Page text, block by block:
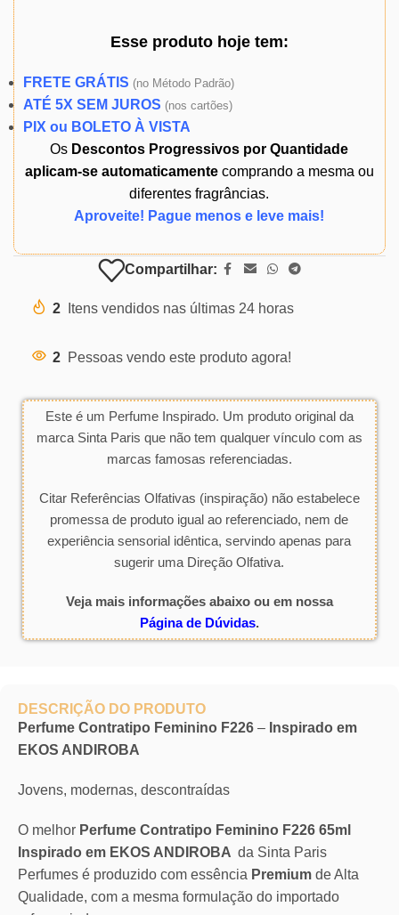
Esse produto hojetem:
FRETE GRÁTIS (no Método Padrão)
ATÉ 5X SEM JUROS (nos cartões)
PIX ou BOLETO À VISTA
Os Descontos Progressivos por Quantidade
aplicam-se automaticamentecomprando a mesma ou
diferentes fragrâncias.
Aproveite! Pague menos e leve mais!
Compartilhar:
2 Itens vendidos nas últimas 24 horas
2 Pessoas vendo este produto agora!
Este é um Perfume Inspirado. Um produto original da
marca Sinta Paris que não tem qualquer vínculo com as
marcas famosas referenciadas.
Citar Referências Olfativas (inspiração) não estabelece
promessa de produto igual ao referenciado, nem de
experiência sensorial idêntica, servindo apenas para
sugerir uma Direção Olfativa.
Veja mais informações abaixo ou em nossa
Página de Dúvidas.
DESCRIÇÃO DO PRODUTO
Perfume Contratipo Feminino F226 – Inspirado em
EKOS ANDIROBA
Jovens, modernas, descontraídas
O melhor Perfume Contratipo Feminino F226 65ml
Inspirado em EKOS ANDIROBA da Sinta Paris
Perfumes é produzido com essência Premium de Alta
Qualidade, com a mesma formulação do importado